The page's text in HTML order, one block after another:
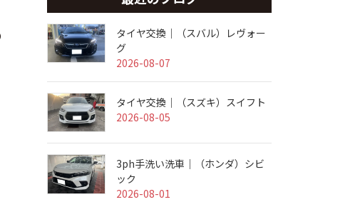
タイヤ交換｜（スバル）レヴォー
グ
2026-08-07
タイヤ交換｜（スズキ）スイフト
2026-08-05
3ph手洗い洗車｜（ホンダ）シビ
ック
2026-08-01